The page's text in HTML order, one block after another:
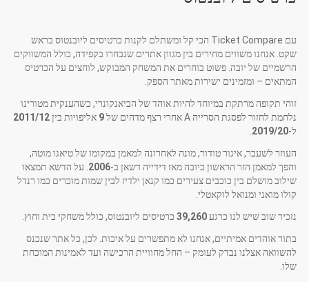
עם Ticket Compare הכי קל ומשתלם לקנות כרטיסים ליובנטוס בראש
שקט. אנחנו משווים מחירים בין מגוון אתרים שנבחרו בקפידה, כולל המשווקים
הרשמיים של יובה. פשוט בוחרים את המשחק המבוקש, לוחצים על הכרטיס
המתאים – ומזמינים ישירות מאתר הספק.
זוהי תקופה מרתקת במיוחד להיות אוהד של הביאנקונרי, כשהענקית מטורינו
נלחמת לחזור לפסגת הסרייה A אחרי רצף מדהים של
9 אליפויות בין2011/12
ל-2019/20
העוזר לשעבר, איגור טודור, מונה לאחרונה למאמן במקומו של טיאגו מוטה,
והפך למאמן הזר הראשון ביובה מאז דידייה דשאן ב-2006 . על הדשא תמצאו
שילוב מושלם בין כוכבים צעירים כמו קנאן ילדיז לבין שמות מוכרים כמו רנדל
קולו מואני ומנואל לוקאטלי.
נזכיר שוב שיש לנו כרגע39,260 כרטיסים ליובנטוס, כולל משחקי בית וחוץ.
בתור אוהדים אמיתיים, אנחנו לא מתפשרים על איכות. לכן, כל אתר שנכנס
להשוואה אצלנו נבדק לעומק – החל מחוויית הרכישה ועד לאמינות המוכחת
שלו.